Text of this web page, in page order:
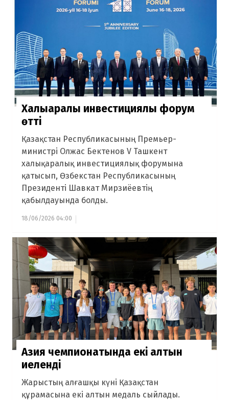
Халықаралық инвестициялық форум
өтті
Қазақстан Республикасының Премьер-
министрі Олжас Бектенов V Ташкент
халықаралық инвестициялық форумына
қатысып, Өзбекстан Республикасының
Президенті Шавкат Мирзиёевтің
қабылдауында болды.
18/06/2026 04:00
Азия чемпионатында екі алтын
иеленді
Жарыстың алғашқы күні Қазақстан
құрамасына екі алтын медаль сыйлады.